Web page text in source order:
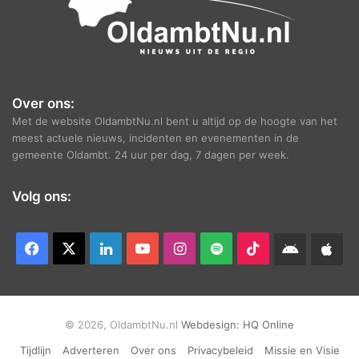
Over ons:
Met de website OldambtNu.nl bent u altijd op de hoogte van het
meest actuele nieuws, incidenten en evenementen in de
gemeente Oldambt. 24 uur per dag, 7 dagen per week.
Volg ons:
Facebook LinkedInYouTubeInstagram
Spotify TikTokAndroid
© 2026, OldambtNu.nl Webdesign: HQ Online
Tijdlijn
Adverteren Over ons Privacybeleid Missie en Visie